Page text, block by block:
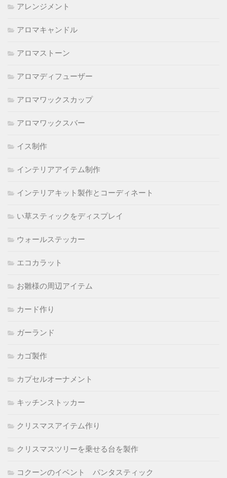
アレンジメント
アロマキャンドル
アロマストーン
アロマディフューザー
アロマワックスカップ
アロマワックスバー
イス制作
インテリアアイテム制作
インテリアキット製作とコーディネート
い草スティックをディスプレイ
ウォールステッカー
エコカラット
お雛様の周辺アイテム
カード作り
ガーランド
カゴ製作
カプセルオーナメント
キッチンストッカー
クリスマスアイテム作り
クリスマスツリーを乗せる台を製作
コクーンのイベント パンタスティック